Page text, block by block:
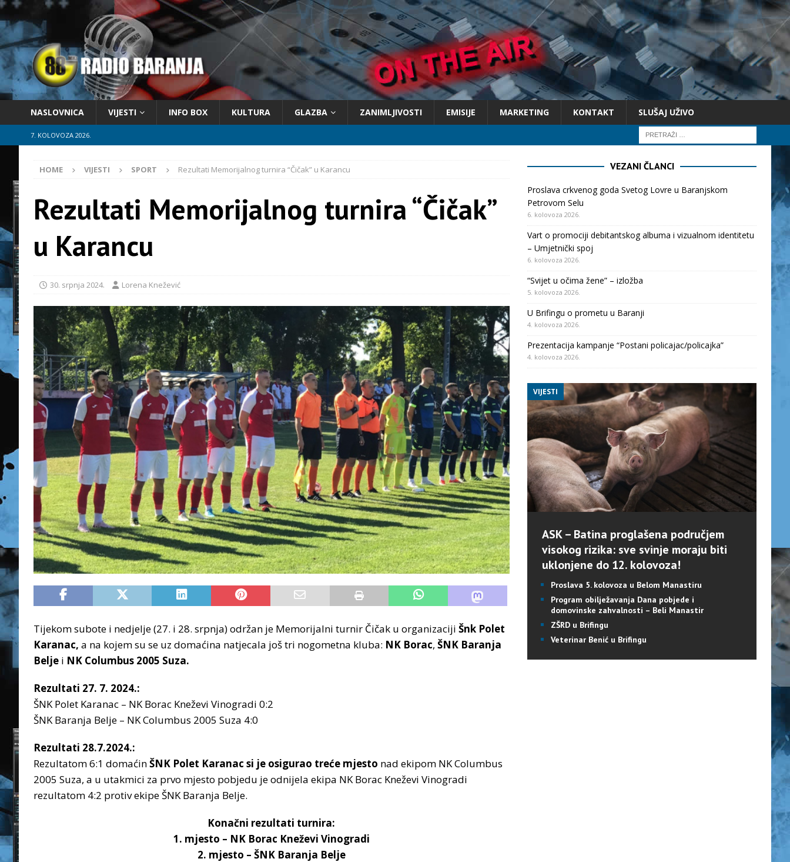
NASLOVNICA VIJESTI INFO BOX KULTURA GLAZBA ZANIMLJIVOSTI EMISIJE MARKETING KONTAKT SLUŠAJ UŽIVO
7. KOLOVOZA 2026.
HOME VIJESTI SPORT Rezultati Memorijalnog turnira “Čičak” u Karancu
Rezultati Memorijalnog turnira “Čičak”
u Karancu
30. srpnja 2024. Lorena Knežević
Tijekom subote i nedjelje (27. i 28. srpnja) održan je Memorijalni turnir Čičak u organizaciji Šnk Polet
Karanac, a na kojem su se uz domaćina natjecala još tri nogometna kluba: NK Borac, ŠNK Baranja
Belje i NK Columbus 2005 Suza.
Rezultati 27. 7. 2024.:
ŠNK Polet Karanac – NK Borac Kneževi Vinogradi 0:2
ŠNK Baranja Belje – NK Columbus 2005 Suza 4:0
Rezultati 28.7.2024.:
Rezultatom 6:1 domaćinŠNK Polet Karanac si je osigurao treće mjesto nad ekipom NK Columbus
2005 Suza, a u utakmici za prvo mjesto pobjedu je odnijela ekipa NK Borac Kneževi Vinogradi
rezultatom 4:2 protiv ekipe ŠNK Baranja Belje.
Konačni rezultati turnira:
1. mjesto – NK Borac Kneževi Vinogradi
2. mjesto – ŠNK Baranja Belje
VEZANI ČLANCI
Proslava crkvenog goda Svetog Lovre u Baranjskom
Petrovom Selu
6. kolovoza 2026.
Vart o promociji debitantskog albuma i vizualnom identitetu
– Umjetnički spoj
6. kolovoza 2026.
“Svijet u očima žene” – izložba
5. kolovoza 2026.
U Brifingu o prometu u Baranji
4. kolovoza 2026.
Prezentacija kampanje “Postani policajac/policajka”
4. kolovoza 2026.
VIJESTI
ASK – Batina proglašena područjem
visokog rizika: sve svinje moraju biti
uklonjene do 12. kolovoza!
Proslava 5. kolovoza u Belom Manastiru
Program obilježavanja Dana pobjede i
domovinske zahvalnosti – Beli Manastir
ZŠRD u Brifingu
Veterinar Benić u Brifingu